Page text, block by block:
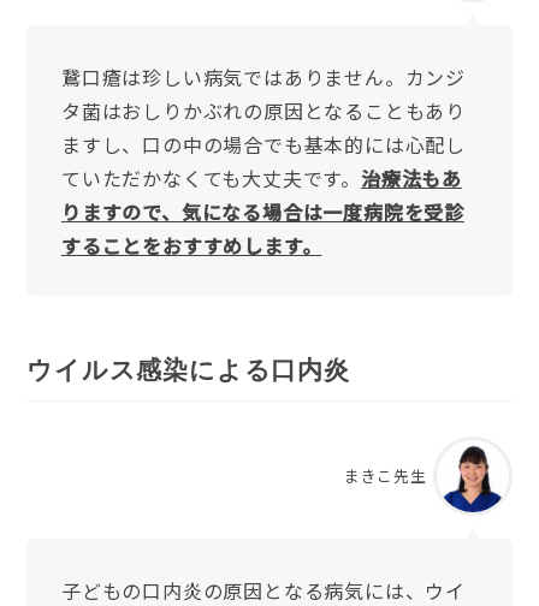
鵞口瘡は珍しい病気ではありません。カンジ
タ菌はおしりかぶれの原因となることもあり
ますし、口の中の場合でも基本的には心配し
ていただかなくても大丈夫です。 治療法もあ
りますので、気になる場合は一度病院を受診
することをおすすめします。
ウイルス感染による口内炎
まきこ先生
子どもの口内炎の原因となる病気には、ウイ